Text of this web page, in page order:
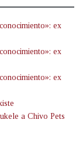
ex
ex
ex
a Chivo Pets